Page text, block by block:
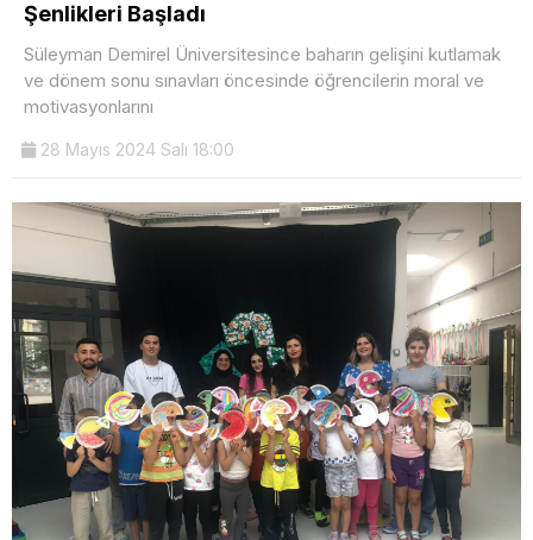
Şenlikleri Başladı
Süleyman Demirel Üniversitesince baharın gelişini kutlamak
ve dönem sonu sınavları öncesinde öğrencilerin moral ve
motivasyonlarını
28 Mayıs 2024 Salı 18:00